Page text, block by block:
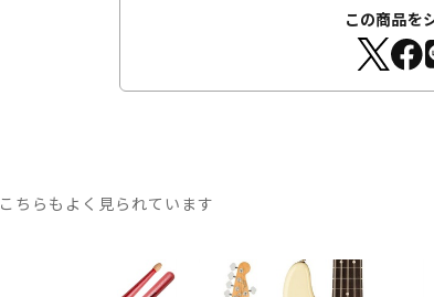
この商品を
こちらもよく見られています